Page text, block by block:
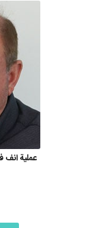
عملية انف